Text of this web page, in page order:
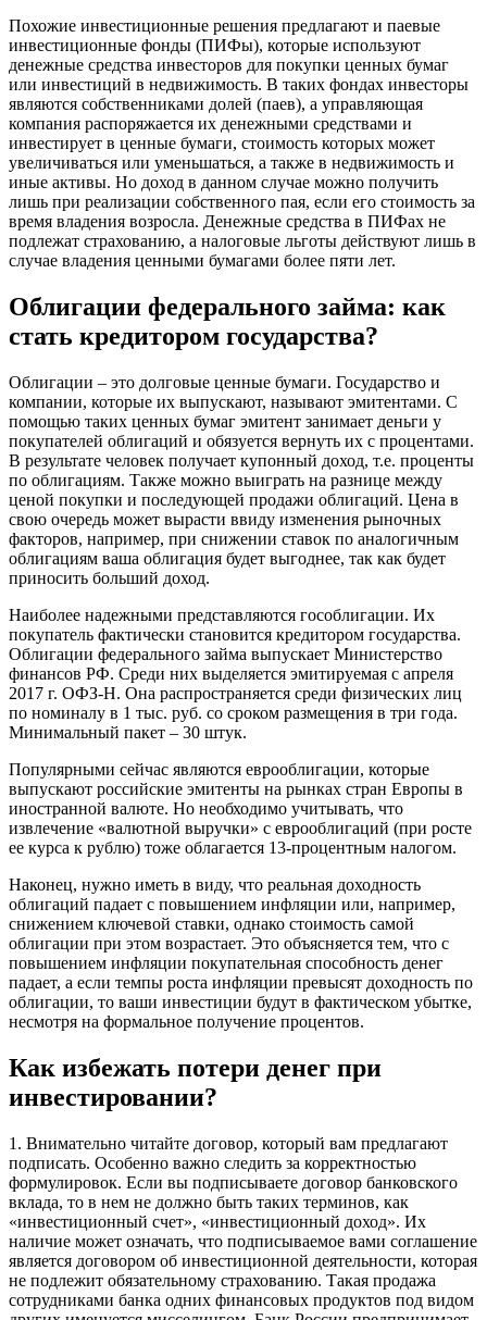
Похожие инвестиционные решения предлагают и паевые
инвестиционные фонды (ПИФы), которые используют
денежные средства инвесторов для покупки ценных бумаг
или инвестиций в недвижимость. В таких фондах инвесторы
являются собственниками долей (паев), а управляющая
компания распоряжается их денежными средствами и
инвестирует в ценные бумаги, стоимость которых может
увеличиваться или уменьшаться, а также в недвижимость и
иные активы. Но доход в данном случае можно получить
лишь при реализации собственного пая, если его стоимость за
время владения возросла. Денежные средства в ПИФах не
подлежат страхованию, а налоговые льготы действуют лишь в
случае владения ценными бумагами более пяти лет.
Облигации федерального займа: как
стать кредитором государства?
Облигации – это долговые ценные бумаги. Государство и
компании, которые их выпускают, называют эмитентами. С
помощью таких ценных бумаг эмитент занимает деньги у
покупателей облигаций и обязуется вернуть их с процентами.
В результате человек получает купонный доход, т.е. проценты
по облигациям. Также можно выиграть на разнице между
ценой покупки и последующей продажи облигаций. Цена в
свою очередь может вырасти ввиду изменения рыночных
факторов, например, при снижении ставок по аналогичным
облигациям ваша облигация будет выгоднее, так как будет
приносить больший доход.
Наиболее надежными представляются гособлигации. Их
покупатель фактически становится кредитором государства.
Облигации федерального займа выпускает Министерство
финансов РФ. Среди них выделяется эмитируемая с апреля
2017 г. ОФЗ-Н. Она распространяется среди физических лиц
по номиналу в 1 тыс. руб. со сроком размещения в три года.
Минимальный пакет – 30 штук.
Популярными сейчас являются еврооблигации, которые
выпускают российские эмитенты на рынках стран Европы в
иностранной валюте. Но необходимо учитывать, что
извлечение «валютной выручки» с еврооблигаций (при росте
ее курса к рублю) тоже облагается 13-процентным налогом.
Наконец, нужно иметь в виду, что реальная доходность
облигаций падает с повышением инфляции или, например,
снижением ключевой ставки, однако стоимость самой
облигации при этом возрастает. Это объясняется тем, что с
повышением инфляции покупательная способность денег
падает, а если темпы роста инфляции превысят доходность по
облигации, то ваши инвестиции будут в фактическом убытке,
несмотря на формальное получение процентов.
Как избежать потери денег при
инвестировании?
1. Внимательно читайте договор, который вам предлагают
подписать. Особенно важно следить за корректностью
формулировок. Если вы подписываете договор банковского
вклада, то в нем не должно быть таких терминов, как
«инвестиционный счет», «инвестиционный доход». Их
наличие может означать, что подписываемое вами соглашение
является договором об инвестиционной деятельности, которая
не подлежит обязательному страхованию. Такая продажа
сотрудниками банка одних финансовых продуктов под видом